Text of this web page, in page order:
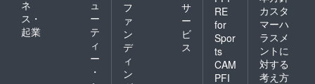
ネ
ス・
起業
ュ
ー
テ
ィ
ー
・
フ
ァ
ン
デ
ィ
ン
サ
ー
ビ
ス
RE
for
Spor
ts
CAM
PFI
カスタ
マーハ
ラスメ
ントに
対する
考え方